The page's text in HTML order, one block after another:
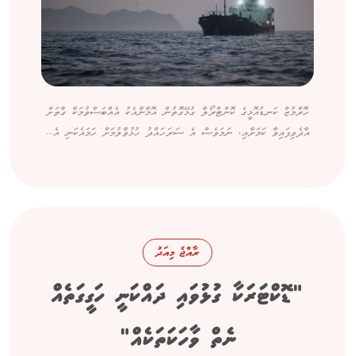
ހޮރްމުޒް ކަނޑުއޮޅީގެ ކޮންޓްރޯލާ ގުޅޭގޮތުން އޮމާނާއެކު އެއްބަސްވުމަކާ ގާތަށް
އާދެވިފައިވާ ކަމަށާއި، ނަމަވެސް އެ ސަރަހައްދު ހުޅުވާލުމަށް ހަމައެކަނި އެ...
ރާއްޖެ މިއަދު
"ޑޮކްޓަރަކާ ގުޅުވައި ދައްކަނީ ހަގީގަތެއް
ނެތް ވާހަކަތަކެއް"